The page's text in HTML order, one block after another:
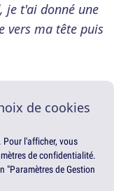
je t'ai donné une
vers ma tête puis
de cookies
Pour l'afficher, vous
de confidentialité.
"Paramètres de Gestion